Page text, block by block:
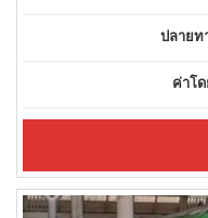
ปลายท
ค่าโด